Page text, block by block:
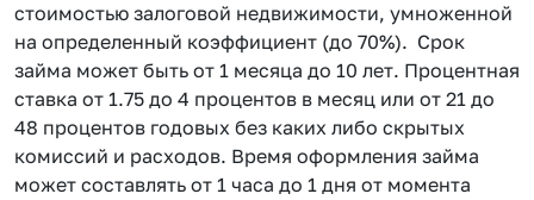
стоимостью залоговой недвижимости, умноженной
на определенный коэффициент (до 70%). Срок
займа может быть от 1 месяца до 10 лет. Процентная
ставка от 1.75 до 4 процентов в месяц или от 21 до
48 процентов годовых без каких либо скрытых
комиссий и расходов. Время оформления займа
может составлять от 1 часа до 1 дня от момента